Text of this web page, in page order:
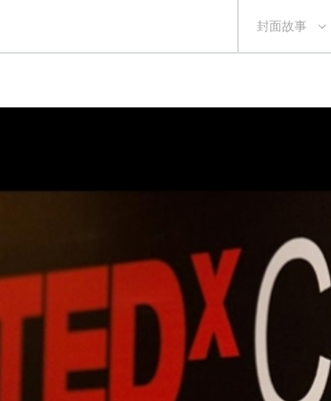
封面故事